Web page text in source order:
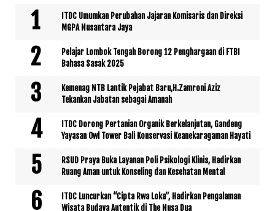
ITDC Umumkan Perubahan Jajaran Komisaris dan Direksi
MGPA Nusantara Jaya
Pelajar Lombok Tengah Borong 12 Penghargaan di FTBI
Bahasa Sasak 2025
Kemenag NTB Lantik Pejabat Baru,H.Zamroni Aziz
Tekankan Jabatan sebagai Amanah
ITDC Dorong Pertanian Organik Berkelanjutan, Gandeng
Yayasan Owl Tower Bali Konservasi Keanekaragaman Hayati
RSUD Praya Buka Layanan Poli Psikologi Klinis, Hadirkan
Ruang Aman untuk Konseling dan Kesehatan Mental
ITDC Luncurkan “Cipta Rwa Loka”, Hadirkan Pengalaman
Wisata Budaya Autentik di The Nusa Dua